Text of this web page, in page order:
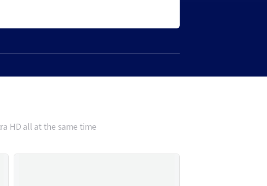
HD all at the same time